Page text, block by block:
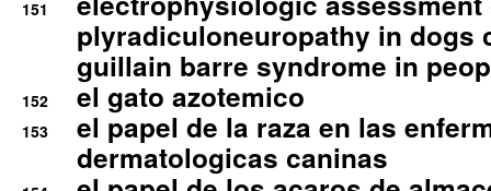
151
plyradiculoneuropathy in dogs
guillain barre syndrome in
152 el gato azotemico
153
el papel de la raza en las
dermatologicas caninas